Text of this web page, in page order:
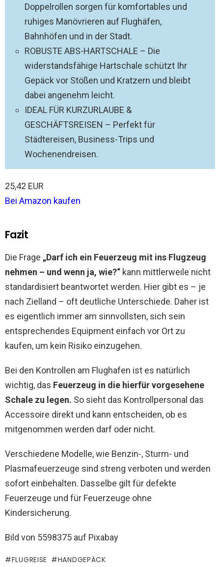
Doppelrollen sorgen für komfortables und
ruhiges Manövrieren auf Flughäfen,
Bahnhöfen und in der Stadt.
ROBUSTE ABS-HARTSCHALE – Die
widerstandsfähige Hartschale schützt Ihr
Gepäck vor Stößen und Kratzern und bleibt
dabei angenehm leicht.
IDEAL FÜR KURZURLAUBE &
GESCHÄFTSREISEN – Perfekt für
Städtereisen, Business-Trips und
Wochenendreisen.
25,42 EUR
Bei Amazon kaufen
Fazit
Die Frage „Darf ich ein Feuerzeug mit ins Flugzeug
nehmen – und wenn ja, wie?“ kann mittlerweile nicht
standardisiert beantwortet werden. Hier gibt es – je
nach Zielland – oft deutliche Unterschiede. Daher ist
es eigentlich immer am sinnvollsten, sich sein
entsprechendes Equipment einfach vor Ort zu
kaufen, um kein Risiko einzugehen.
Bei den Kontrollen am Flughafen ist es natürlich
wichtig, das Feuerzeug in die hierfür vorgesehene
Schale zu legen. So sieht das Kontrollpersonal das
Accessoire direkt und kann entscheiden, ob es
mitgenommen werden darf oder nicht.
Verschiedene Modelle, wie Benzin-, Sturm- und
Plasmafeuerzeuge sind streng verboten und werden
sofort einbehalten. Dasselbe gilt für defekte
Feuerzeuge und für Feuerzeuge ohne
Kindersicherung.
Bild von 5598375 auf Pixabay
FLUGREISE HANDGEPÄCK